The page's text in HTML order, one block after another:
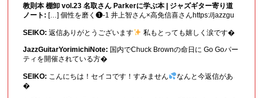
教則本 棚卸 vol.23 名取さん Parkerに学ぶ本 | ジャズギター寄り道
ノート: […] 個性を磨く❶-1 井上智さん×高免信喜さんhttps://jazzgu
SEIKO: 返信ありがとうございます 私もとっても嬉しく涙です�
JazzGuitarYorimichiNote: 国内でChuck Brownの命日に Go Goパー
ティを開催されている方�
SEIKO: こんにちは！セイコです！すみません
なんと今返信があ
�